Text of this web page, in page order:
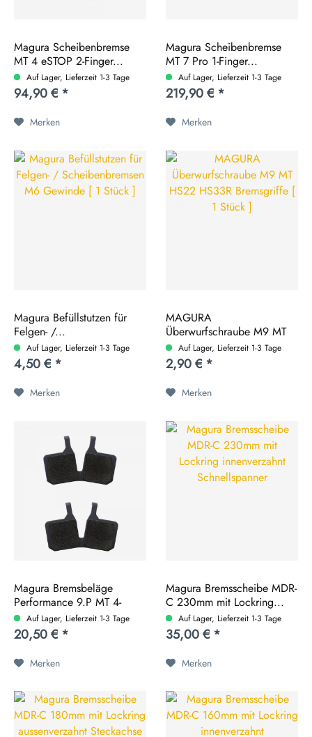
Magura Scheibenbremse
MT 4 eSTOP 2-Finger...
Auf Lager, Lieferzeit 1-3 Tage
94,90 € *
Merken
Magura Scheibenbremse
MT 7 Pro 1-Finger...
Auf Lager, Lieferzeit 1-3 Tage
219,90 € *
Merken
Magura Befüllstutzen für
Felgen- /...
Auf Lager, Lieferzeit 1-3 Tage
4,50 € *
Merken
MAGURA
Überwurfschraube M9 MT
HS22 HS33R...
Auf Lager, Lieferzeit 1-3 Tage
2,90 € *
Merken
Magura Bremsbeläge
Performance 9.P MT 4-
Kolben
Auf Lager, Lieferzeit 1-3 Tage
20,50 € *
Merken
Magura Bremsscheibe MDR-
C 230mm mit Lockring...
Auf Lager, Lieferzeit 1-3 Tage
35,00 € *
Merken